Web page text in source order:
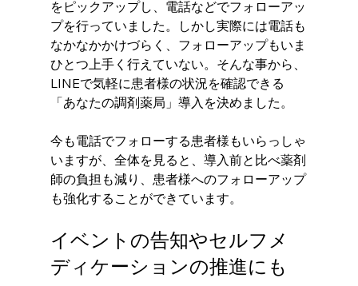
をピックアップし、電話などでフォローアッ
プを行っていました。しかし実際には電話も
なかなかかけづらく、フォローアップもいま
ひとつ上手く行えていない。そんな事から、
LINEで気軽に患者様の状況を確認できる
「あなたの調剤薬局」導入を決めました。
今も電話でフォローする患者様もいらっしゃ
いますが、全体を見ると、導入前と比べ薬剤
師の負担も減り、患者様へのフォローアップ
も強化することができています。
イベントの告知やセルフメ
ディケーションの推進にも